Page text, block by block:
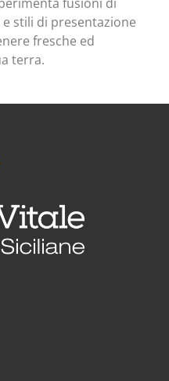
stili di presentazione
fresche ed
terra.